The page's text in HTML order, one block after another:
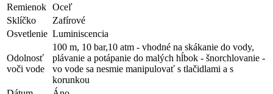
Remienok Oceľ
Sklíčko
Zafírové
Osvetlenie Luminiscencia
Odolnosť
voči vode
100 m, 10 bar,10 atm - vhodné na skákanie do vody,
plávanie a potápanie do malých hĺbok - šnorchlovanie -
vo vode sa nesmie manipulovať s tlačidlami a s
korunkou